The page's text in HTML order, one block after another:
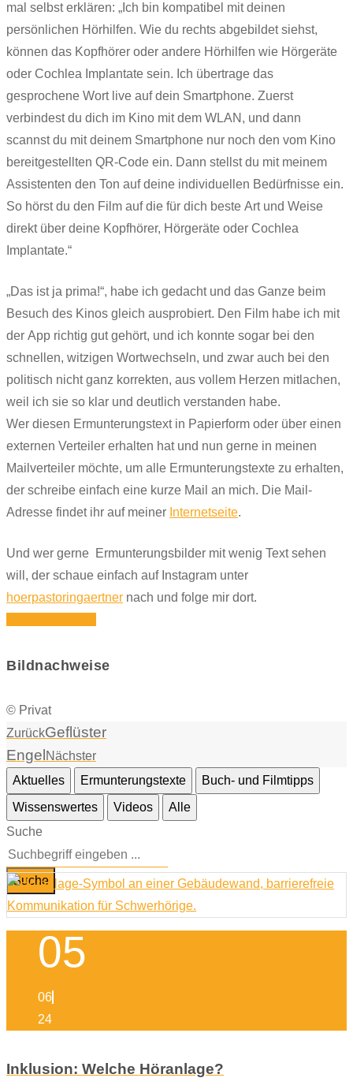
mal selbst erklären: „Ich bin kompatibel mit deinen
persönlichen Hörhilfen. Wie du rechts abgebildet siehst,
können das Kopfhörer oder andere Hörhilfen wie Hörgeräte
oder Cochlea Implantate sein. Ich übertrage das
gesprochene Wort live auf dein Smartphone. Zuerst
verbindest du dich im Kino mit dem WLAN, und dann
scannst du mit deinem Smartphone nur noch den vom Kino
bereitgestellten QR-Code ein. Dann stellst du mit meinem
Assistenten den Ton auf deine individuellen Bedürfnisse ein.
So hörst du den Film auf die für dich beste Art und Weise
direkt über deine Kopfhörer, Hörgeräte oder Cochlea
Implantate.“
„Das ist ja prima!“, habe ich gedacht und das Ganze beim
Besuch des Kinos gleich ausprobiert. Den Film habe ich mit
der App richtig gut gehört, und ich konnte sogar bei den
schnellen, witzigen Wortwechseln, und zwar auch bei den
politisch nicht ganz korrekten, aus vollem Herzen mitlachen,
weil ich sie so klar und deutlich verstanden habe.
Wer diesen Ermunterungstext in Papierform oder über einen
externen Verteiler erhalten hat und nun gerne in meinen
Mailverteiler möchte, um alle Ermunterungstexte zu erhalten,
der schreibe einfach eine kurze Mail an mich. Die Mail-
Adresse findet ihr auf meiner Internetseite.
Und wer gerne Ermunterungsbilder mit wenig Text sehen
will, der schaue einfach auf Instagram unter
hoerpastoringaertner nach und folge mir dort.
Bildnachweise
© Privat
ZurückGeflüster
Engel Nächster
Aktuelles
Ermunterungstexte
Buch- und Filmtipps
Wissenswertes
Videos
Alle
Suche
Suche
05
06
24
Inklusion: Welche Höranlage?